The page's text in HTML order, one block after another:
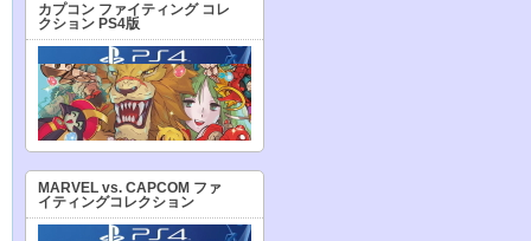
カプコン ファイティング コレ
クション PS4版
MARVEL vs. CAPCOM ファ
イティングコレクション